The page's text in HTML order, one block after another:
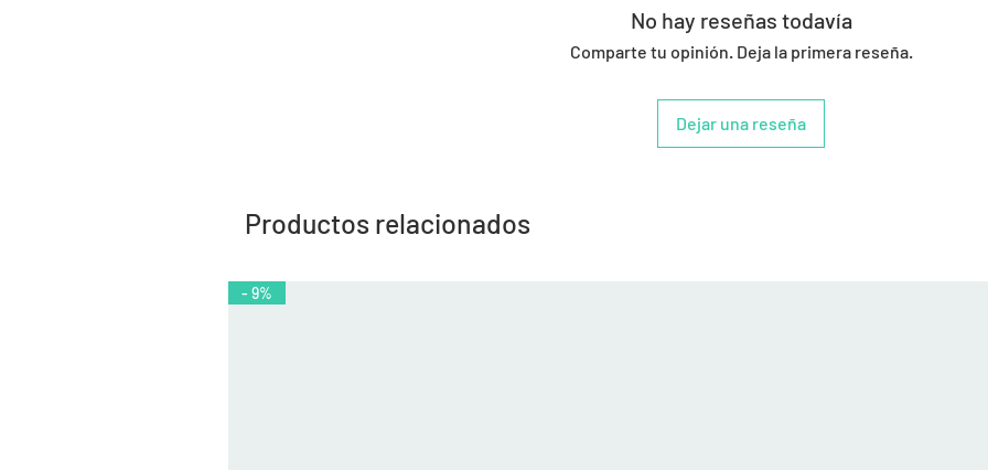
No hay reseñas todavía
Comparte tu opinión. Deja la primera reseña.
Dejar una reseña
Productos relacionados
- 9%